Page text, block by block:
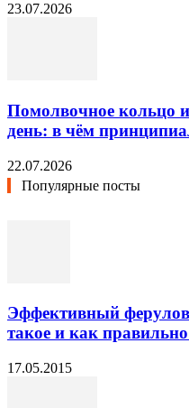
23.07.2026
Помолвочное кольцо
день: в чём
22.07.2026
Популярные посты
Эффективный
такое и как
17.05.2015